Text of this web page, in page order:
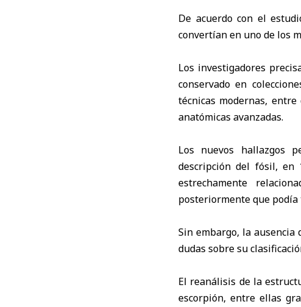
De acuerdo con el
convertían en uno de los
Los investigadores
conservado en
técnicas modernas,
anatómicas avanzadas.
Los nuevos hallazgos
descripción del fósil, en
estrechamente
posteriormente que
Sin embargo, la
dudas sobre su
El reanálisis de la
escorpión, entre ellas